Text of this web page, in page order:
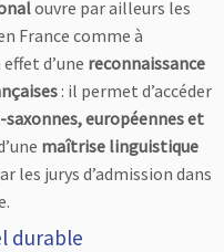
ouvre par ailleurs les
France comme à
d’une reconnaissance
: il permet d’accéder
européennes et
maîtrise linguistique
les jurys d’admission dans
durable